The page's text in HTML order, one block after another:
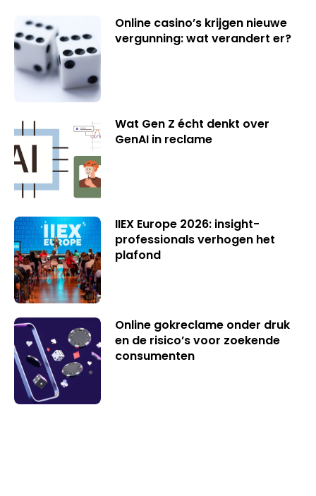
Online casino’s krijgen nieuwe
vergunning: wat verandert er?
Wat Gen Z écht denkt over
GenAI in reclame
IIEX Europe 2026: insight-
professionals verhogen het
plafond
Online gokreclame onder druk
en de risico’s voor zoekende
consumenten